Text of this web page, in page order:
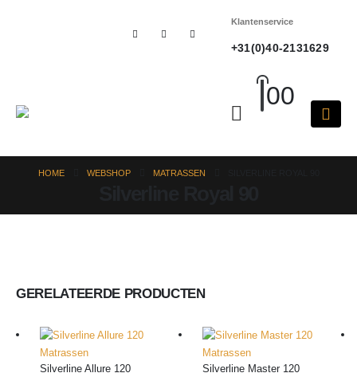
Klantenservice
+31(0)40-2131629
00
HOME WEBSHOP MATRASSEN
GERELATEERDE PRODUCTEN
Matrassen
Silverline Allure 120
Matrassen
Silverline Master 120